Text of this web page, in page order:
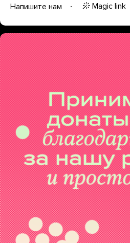
Напишите нам
Magic link